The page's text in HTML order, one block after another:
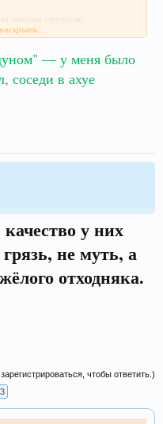
новыми красками.
— все мы одна семья.
прохожий будто мой
уважаю», но держался.
Для тусовки и для
— у меня было
соседи в ахуе
у них
не муть, а
отходняка.
чтобы ответить.)